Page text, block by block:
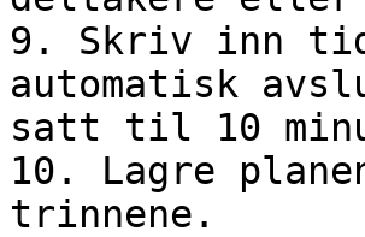
9. Skriv inn
automatisk
satt til 10
10. Lagre
trinnene.